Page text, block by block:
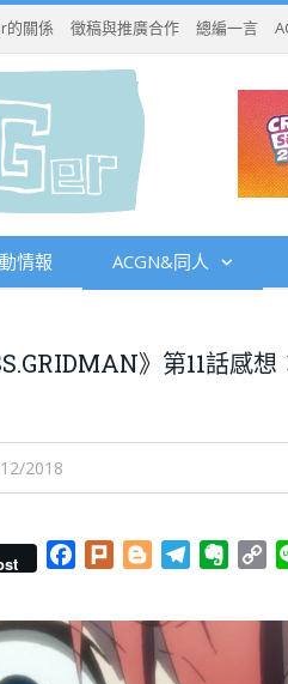
的關係 徵稿與推廣合作 總編一言
情報 ACGN&同人
》第11話感
2018
Facebook
Plurk BloggerTelegram